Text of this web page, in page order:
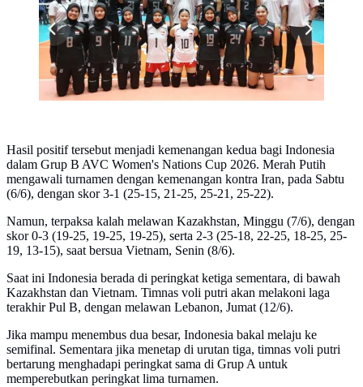
Hasil positif tersebut menjadi kemenangan kedua bagi Indonesia
dalam Grup B AVC Women's Nations Cup 2026. Merah Putih
mengawali turnamen dengan kemenangan kontra Iran, pada Sabtu
(6/6), dengan skor 3-1 (25-15, 21-25, 25-21, 25-22).
Namun, terpaksa kalah melawan Kazakhstan, Minggu (7/6), dengan
skor 0-3 (19-25, 19-25, 19-25), serta 2-3 (25-18, 22-25, 18-25, 25-
19, 13-15), saat bersua Vietnam, Senin (8/6).
Saat ini Indonesia berada di peringkat ketiga sementara, di bawah
Kazakhstan dan Vietnam. Timnas voli putri akan melakoni laga
terakhir Pul B, dengan melawan Lebanon, Jumat (12/6).
Jika mampu menembus dua besar, Indonesia bakal melaju ke
semifinal. Sementara jika menetap di urutan tiga, timnas voli putri
bertarung menghadapi peringkat sama di Grup A untuk
memperebutkan peringkat lima turnamen.